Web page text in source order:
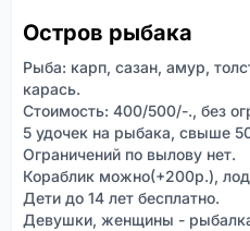
Остров рыбака
Рыба: карп, сазан, амур,
карась.
Стоимость: 400/500/-., без
5 удочек на рыбака, свыше
Ограничений по вылову нет.
Кораблик можно(+200р.),
Дети до 14 лет бесплатно.
Девушки, женщины - рыбалка